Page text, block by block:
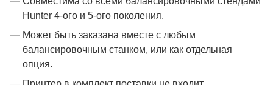
Hunter 4-ого и 5-ого поколения.
Может быть заказана вместе с любым
балансировочным станком, или как отдельная
опция.